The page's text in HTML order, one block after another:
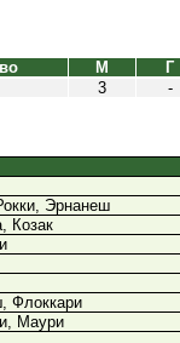
М Г
3 -
Эрнанеш
Козак
Флоккари
Маури